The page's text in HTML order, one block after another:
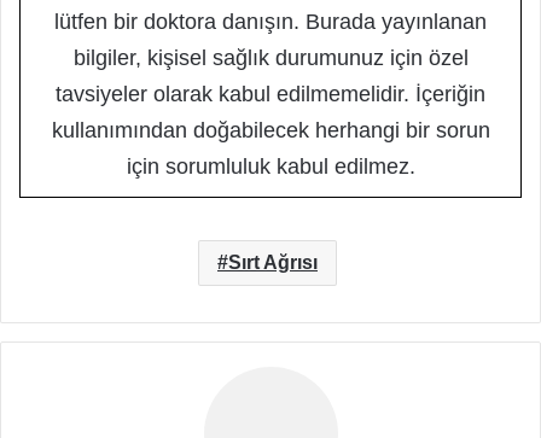
lütfen bir doktora danışın. Burada yayınlanan
bilgiler, kişisel sağlık durumunuz için özel
tavsiyeler olarak kabul edilmemelidir. İçeriğin
kullanımından doğabilecek herhangi bir sorun
için sorumluluk kabul edilmez.
Sırt Ağrısı